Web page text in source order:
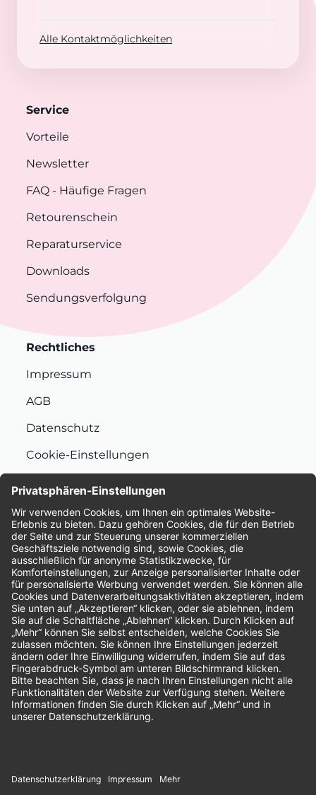
Alle Kontaktmöglichkeiten
Service
Vorteile
Newsletter
FAQ - Häufige Fragen
Retourenschein
Reparaturservice
Downloads
Sendungsverfolgung
Rechtliches
Impressum
AGB
Datenschutz
Cookie-Einstellungen
Bewertungen
Unsere Zahlungsarten: